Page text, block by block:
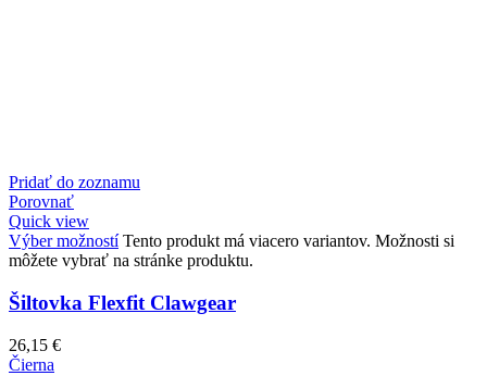
Pridať do zoznamu
Porovnať
Quick view
Výber možností Tento produkt má viacero variantov. Možnosti si
môžete vybrať na stránke produktu.
Šiltovka Flexfit Clawgear
26,15 €
Čierna